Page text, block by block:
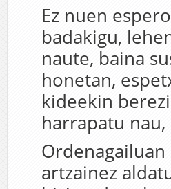
Ez nuen
badakigu,
naute, baina
honetan,
kideekin
harrapatu
artzainez